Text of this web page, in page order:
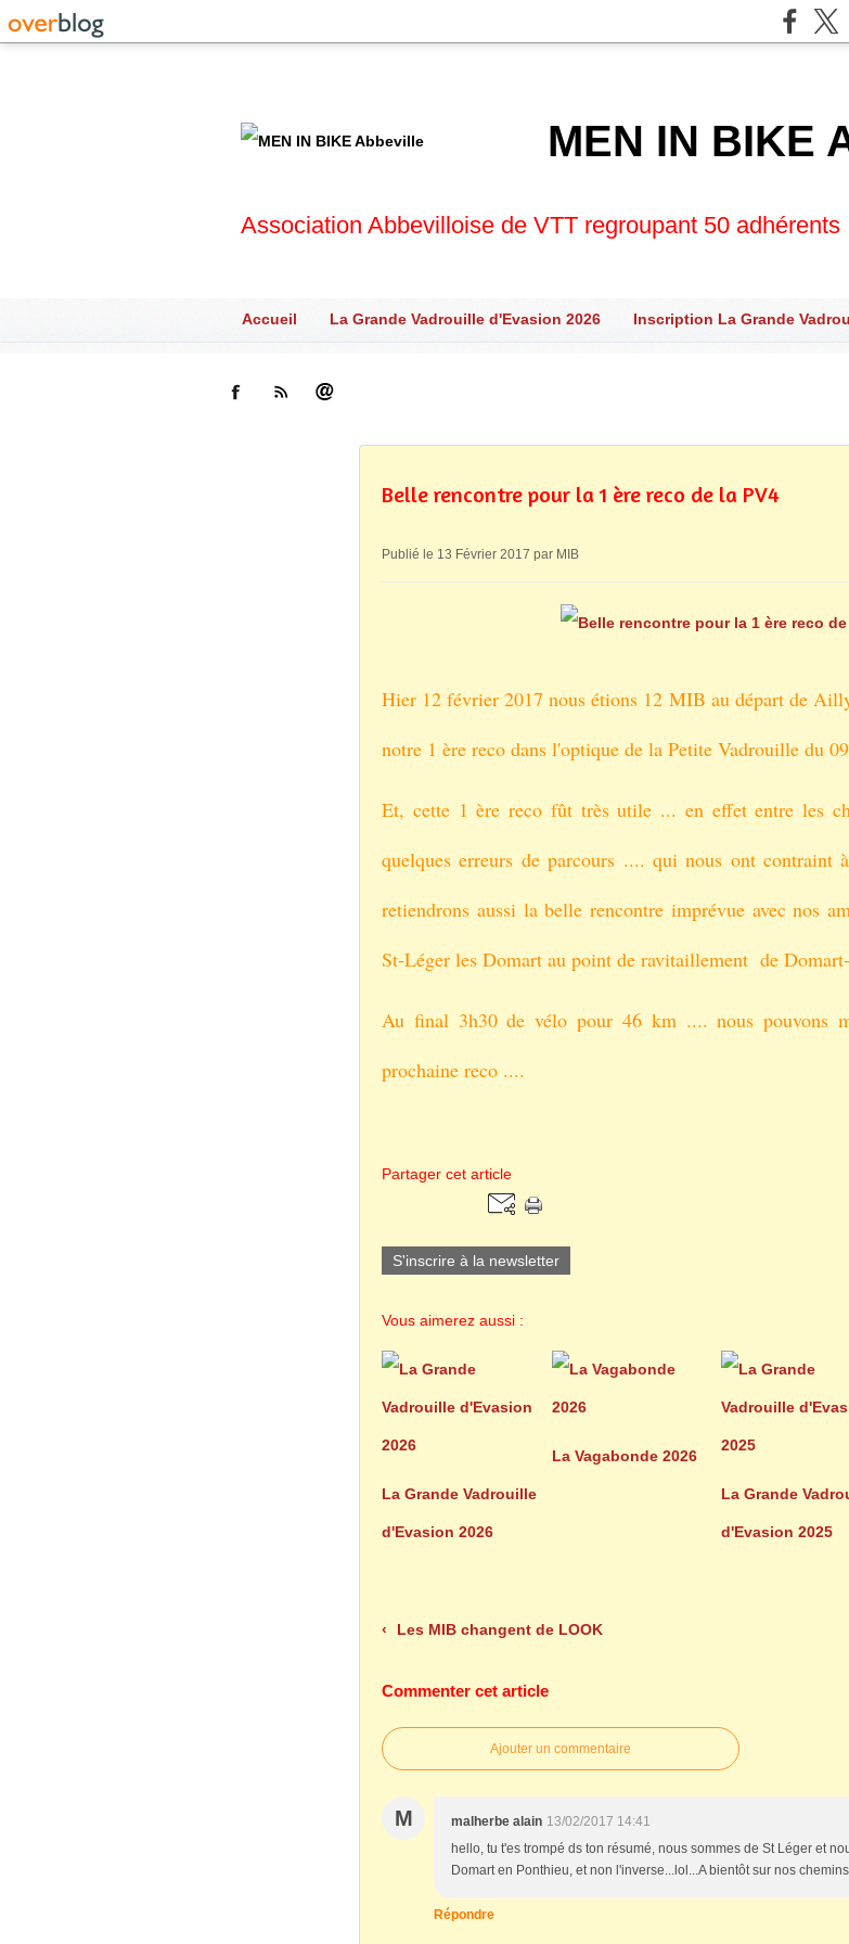
MEN IN BIKE
Association Abbevilloise de VTT regroupant 50 adhérents
Accueil La Grande Vadrouille d'Evasion 2026 Inscription La Grande
Belle rencontre pour la 1 ère reco de la PV4
Publié le 13 Février 2017 par MIB
Hier 12 février 2017 nous étions 12 MIB au départ de
notre 1 ère reco dans l'optique de la Petite Vadrouille du
Et, cette 1 ère reco fût très utile ... en effet entre les
quelques erreurs de parcours .... qui nous ont contraint
retiendrons aussi la belle rencontre imprévue avec nos
St-Léger les Domart au point de ravitaillement de
Au final 3h30 de vélo pour 46 km .... nous pouvons
prochaine reco ....
Partager cet article
S'inscrire à la newsletter
Vous aimerez aussi :
La Grande Vadrouille
d'Evasion 2026
La Vagabonde 2026
La Grande
d'Evasion 2025
Les MIB changent de LOOK
Commenter cet article
Ajouter un commentaire
M malherbe alain 13/02/2017 14:41
hello, tu t'es trompé ds ton résumé, nous sommes de St Léger et
Domart en Ponthieu, et non l'inverse...lol...A bientôt sur nos
Répondre